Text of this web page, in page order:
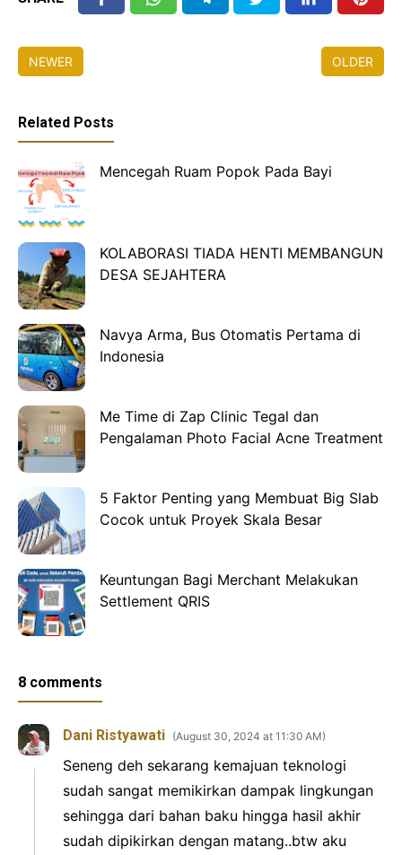
NEWER OLDER
Related Posts
Mencegah Ruam Popok Pada Bayi
KOLABORASI TIADA HENTI MEMBANGUN
DESA SEJAHTERA
Navya Arma, Bus Otomatis Pertama di
Indonesia
Me Time di Zap Clinic Tegal dan
Pengalaman Photo Facial Acne Treatment
5 Faktor Penting yang Membuat Big Slab
Cocok untuk Proyek Skala Besar
Keuntungan Bagi Merchant Melakukan
Settlement QRIS
8 comments
Dani Ristyawati August 30, 2024 at 11:30 AM
Seneng deh sekarang kemajuan teknologi
sudah sangat memikirkan dampak lingkungan
sehingga dari bahan baku hingga hasil akhir
sudah dipikirkan dengan matang..btw aku